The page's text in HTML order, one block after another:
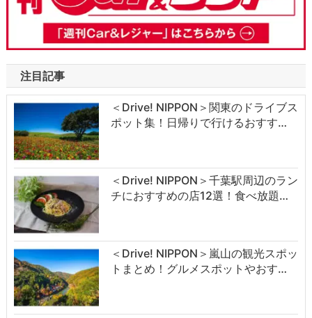
注目記事
＜Drive! NIPPON＞関東のドライブス
ポット集！日帰りで行けるおすす…
＜Drive! NIPPON＞千葉駅周辺のラン
チにおすすめの店12選！食べ放題…
＜Drive! NIPPON＞嵐山の観光スポッ
トまとめ！グルメスポットやおす…